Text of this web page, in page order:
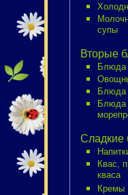
супы
Вторые
Блюда
Блюда
Блюда
Сладкие
Квас,
кваса
Кремы